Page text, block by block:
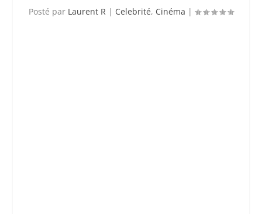
Posté par Laurent R | Celebrité, Cinéma |